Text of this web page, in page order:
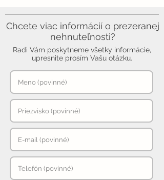
Chcete viac informácií o prezeranej
nehnuteľnosti?
Radi Vám poskytneme všetky informácie,
upresnite prosím Vašu otázku.